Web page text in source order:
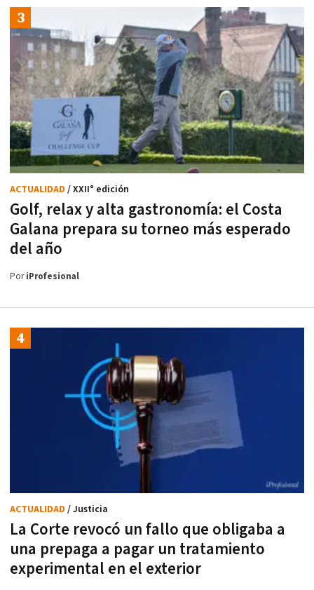
Golf, relax y alta gastronomía: el Costa
Galana prepara su torneo más esperado
del año
ACTUALIDAD / XXII° edición
PoriProfesional
La Corte revocó un fallo que obligaba a
una prepaga a pagar un tratamiento
experimental en el exterior
ACTUALIDAD / Justicia